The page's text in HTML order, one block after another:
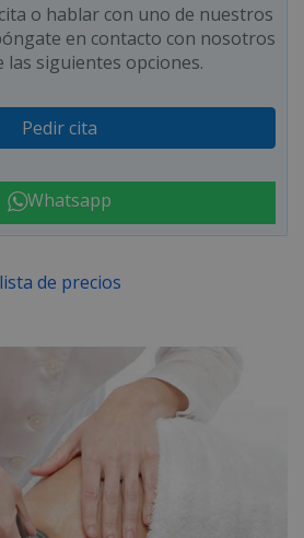
o hablar con uno de nuestros
en contacto con nosotros
las siguientes opciones.
Pedir cita
Whatsapp
de precios